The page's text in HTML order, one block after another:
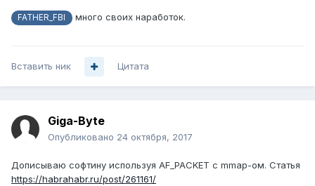
FATHER_FBI много своих наработок.
Вставить ник Цитата
Giga-Byte
Опубликовано 24 октября, 2017
Дописываю софтину используя AF_PACKET c mmap-ом. Статья
https://habrahabr.ru/post/261161/